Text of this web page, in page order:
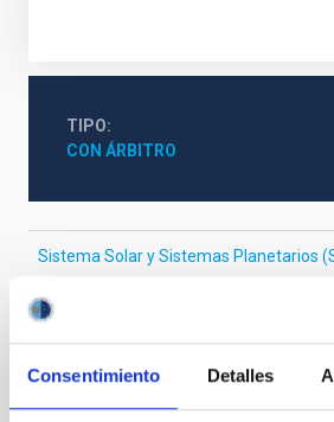
Consentimiento Detalles
TIPO
CON ÁRBITRO
Sistema Solar y Sistemas Planetarios
Te puede interesar